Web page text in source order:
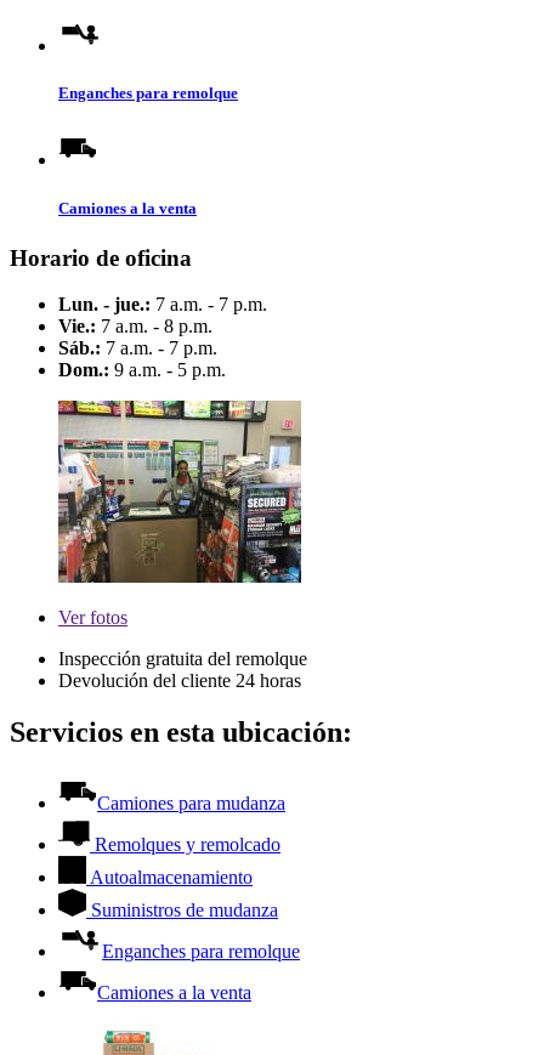
Enganches para remolque
Camiones a la venta
Horario de oficina
Lun. - jue.: 7 a.m. - 7 p.m.
Vie.: 7 a.m. - 8 p.m.
Sáb.: 7 a.m. - 7 p.m.
Dom.: 9 a.m. - 5 p.m.
Verfotos
Inspección gratuita del remolque
Devolución del cliente 24 horas
Servicios en esta ubicación:
Camiones para mudanza
Remolques y remolcado
Autoalmacenamiento
Suministros de mudanza
Enganches para remolque
Camiones a la venta